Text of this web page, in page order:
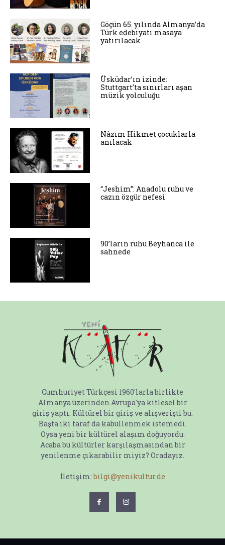
Göçün 65. yılında Almanya’da
Türk edebiyatı masaya
yatırılacak
Üsküdar’ın izinde:
Stuttgart’ta sınırları aşan
müzik yolculuğu
Nâzım Hikmet çocuklarla
anılacak
“Jeshim”: Anadolu ruhu ve
cazın özgür nefesi
90’ların ruhu Beyhanca ile
sahnede
Cumhuriyet Türkçesi 1960'larla birlikte
Almanya üzerinden Avrupa'ya kitlesel bir
giriş yaptı. Kültürel bir giriş ve alışverişti bu.
Başta iki taraf da kabullenmek istemedi.
Oysa yeni bir kültürel alaşım doğuyordu.
Acaba bu kültürler karşılaşmasından bir
yenilenme çıkarabilir miyiz? Oradayız.
İletişim:bilgi@yenikultur.de